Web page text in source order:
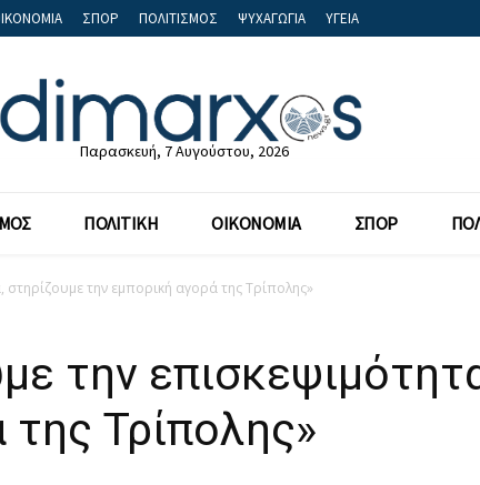
ΣΠΟΡ ΠΟΛΙΤΙΣΜΟΣ ΨΥΧΑΓΩΓΙΑ ΥΓΕΙΑ
Παρασκευή, 7 Αυγούστου, 2026
ΠΟΛΙΤΙΚΗ ΟΙΚΟΝΟΜΙΑ ΣΠΟΡ
την εμπορική αγορά της Τρίπολης»
την
Τρίπολης»